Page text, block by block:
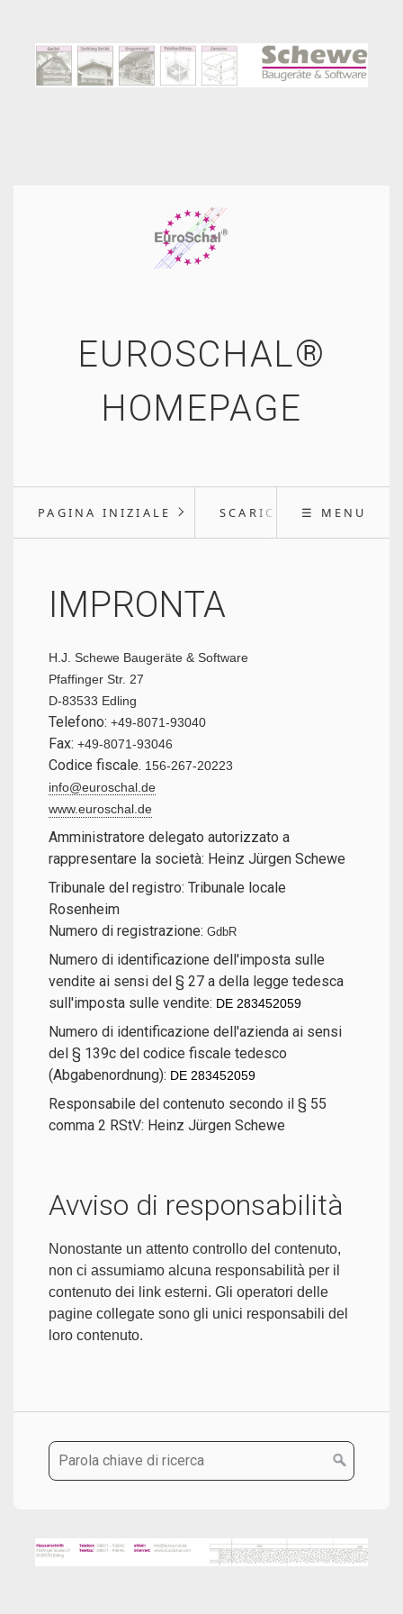
EUROSCHAL®
HOMEPAGE
PAGINA INIZIALE SCARICARE☰ MENU
IMPRONTA
H.J. Schewe Baugeräte & Software
Pfaffinger Str. 27
D-83533 Edling
Telefono: +49-8071-93040
Fax: +49-8071-93046
Codice fiscale. 156-267-20223
info@euroschal.de
www.euroschal.de
Amministratore delegato autorizzato a
rappresentare la società: Heinz Jürgen Schewe
Tribunale del registro: Tribunale locale
Rosenheim
Numero di registrazione: GdbR
Numero di identificazione dell'imposta sulle
vendite ai sensi del § 27 a della legge tedesca
sull'imposta sulle vendite: DE 283452059
Numero di identificazione dell'azienda ai sensi
del § 139c del codice fiscale tedesco
(Abgabenordnung): DE 283452059
Responsabile del contenuto secondo il § 55
comma 2 RStV: Heinz Jürgen Schewe
Avviso di responsabilità
Nonostante un attento controllo del contenuto,
non ci assumiamo alcuna responsabilità per il
contenuto dei link esterni. Gli operatori delle
pagine collegate sono gli unici responsabili del
loro contenuto.